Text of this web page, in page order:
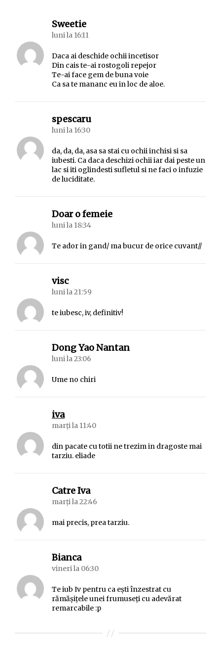
Sweetiespune:
luni la 16:11
Daca ai deschide ochii incetisor
Din cais te-ai rostogoli repejor
Te-ai face gem de buna voie
Ca sa te mananc eu in loc de aloe.
spescaruspune:
luni la 16:30
da, da, da, asa sa stai cu ochii inchisi si sa
iubesti. Ca daca deschizi ochii iar dai peste un
lac si iti oglindesti sufletul si ne faci o infuzie
de luciditate.
Doar o femeiespune:
luni la 18:34
Te ador in gand/ ma bucur de orice cuvant//
viscspune:
luni la 21:59
te iubesc, iv, definitiv!
Dong Yao Nantanspune:
luni la 23:06
Ume no chiri
ivaspune:
marți la 11:40
din pacate cu totii ne trezim in dragoste mai
tarziu. eliade
Catre Ivaspune:
marți la 22:46
mai precis, prea tarziu.
Biancaspune:
vineri la 06:30
Te iub Iv pentru ca ești înzestrat cu
rămășițele unei frumuseți cu adevărat
remarcabile :p